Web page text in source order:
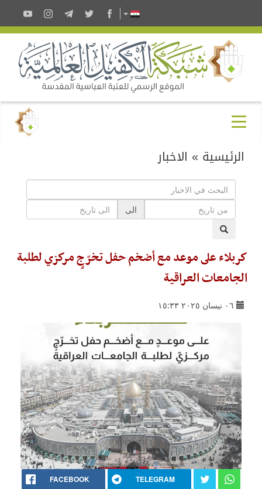
الرئيسية » الاخبار
الى
كربلاء على موعد مع أضخم حفل تخرّجٍ مركزي لطلبة
الجامعات العراقية
٠٦ نيسان ٢٠٢٥ ١٥:٣٣
FACEBOOK TELEGRAM